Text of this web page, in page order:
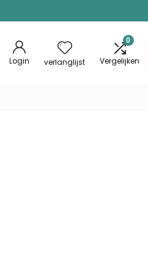
Login verlanglijst
0
Vergelijken